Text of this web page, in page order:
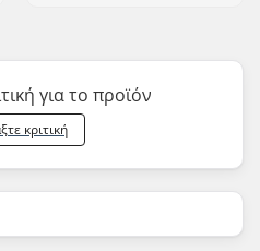
για το προϊόν
κριτική